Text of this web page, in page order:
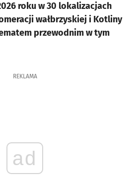
roku w 30 lokalizacjach
wałbrzyskiej i Kotliny
przewodnim w tym
REKLAMA
ad